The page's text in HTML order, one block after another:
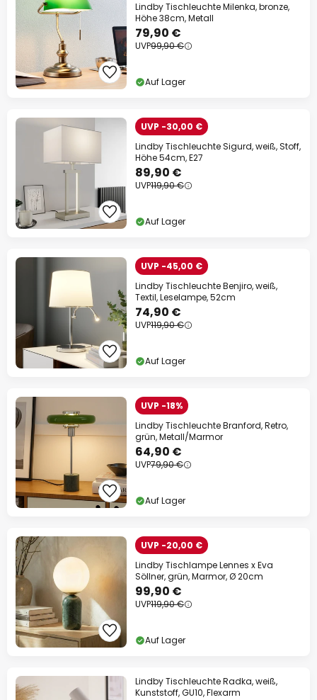
Lindby Tischleuchte Milenka, bronze,
Höhe 38cm, Metall
79,90 €
UVP99,90 €
Auf Lager
UVP -30,00 €
Lindby Tischleuchte Sigurd, weiß, Stoff,
Höhe 54cm, E27
89,90 €
UVP119,90 €
Auf Lager
UVP -45,00 €
Lindby Tischleuchte Benjiro, weiß,
Textil, Leselampe, 52cm
74,90 €
UVP119,90 €
Auf Lager
UVP -18%
Lindby Tischleuchte Branford, Retro,
grün, Metall/Marmor
64,90 €
UVP79,90 €
Auf Lager
UVP -20,00 €
Lindby Tischlampe Lennes x Eva
Söllner, grün, Marmor, Ø 20cm
99,90 €
UVP119,90 €
Auf Lager
Lindby Tischleuchte Radka, weiß,
Kunststoff, GU10, Flexarm